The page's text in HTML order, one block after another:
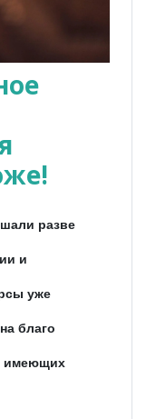
разве
и
уже
благо
имеющих